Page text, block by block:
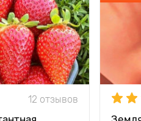
12 отзывов